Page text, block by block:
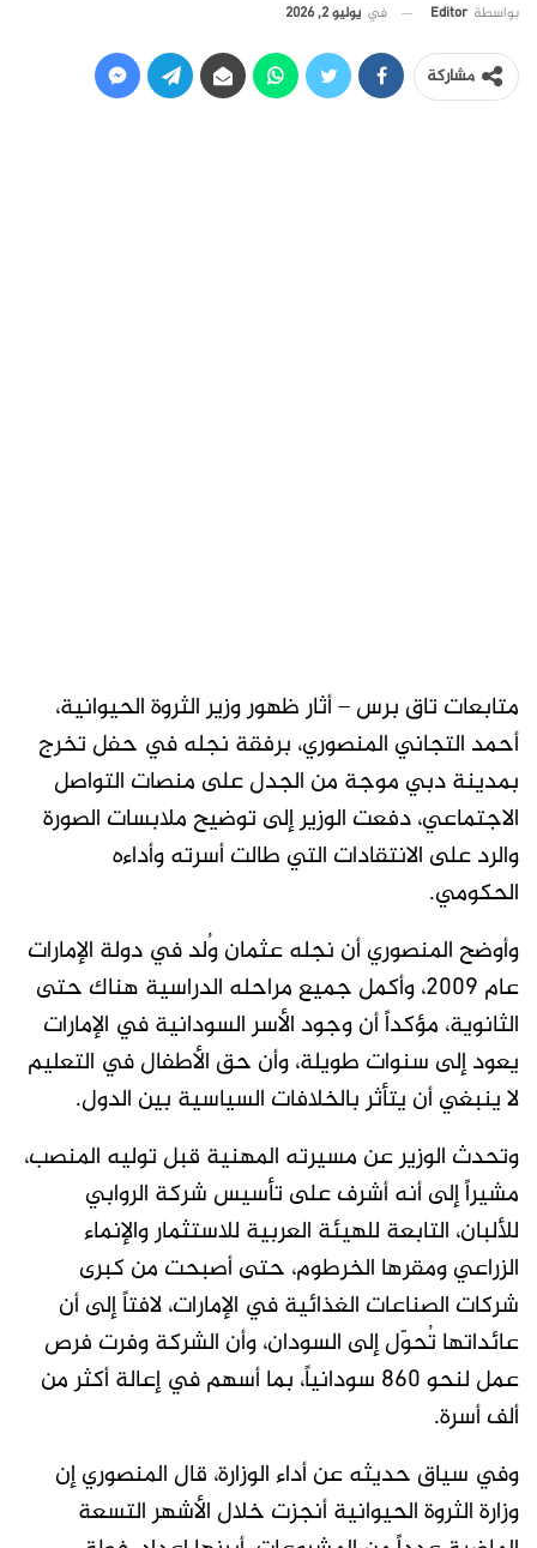
بواسطة Editor في يوليو 2, 2026
مشاركة
متابعات تاق برس – أثار ظهور وزير الثروة الحيوانية،
أحمد التجاني المنصوري، برفقة نجله في حفل تخرج
بمدينة دبي موجة من الجدل على منصات التواصل
الاجتماعي، دفعت الوزير إلى توضيح ملابسات الصورة
والرد على الانتقادات التي طالت أسرته وأداءه
الحكومي.
وأوضح المنصوري أن نجله عثمان وُلد في دولة الإمارات
عام 2009، وأكمل جميع مراحله الدراسية هناك حتى
الثانوية، مؤكداً أن وجود الأسر السودانية في الإمارات
يعود إلى سنوات طويلة، وأن حق الأطفال في التعليم
لا ينبغي أن يتأثر بالخلافات السياسية بين الدول.
وتحدث الوزير عن مسيرته المهنية قبل توليه المنصب،
مشيراً إلى أنه أشرف على تأسيس شركة الروابي
للألبان، التابعة للهيئة العربية للاستثمار والإنماء
الزراعي ومقرها الخرطوم، حتى أصبحت من كبرى
شركات الصناعات الغذائية في الإمارات، لافتاً إلى أن
عائداتها تُحوّل إلى السودان، وأن الشركة وفرت فرص
عمل لنحو 860 سودانياً، بما أسهم في إعالة أكثر من
ألف أسرة.
وفي سياق حديثه عن أداء الوزارة، قال المنصوري إن
وزارة الثروة الحيوانية أنجزت خلال الأشهر التسعة